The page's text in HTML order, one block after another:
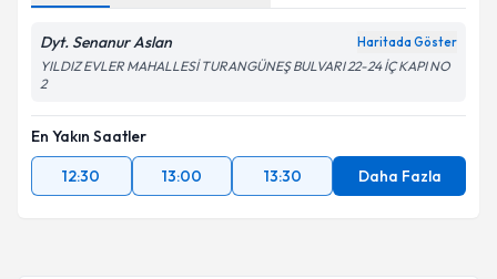
Dyt. Senanur Aslan Haritada Göster
YILDIZ EVLER MAHALLESİ TURANGÜNEŞ BULVARI 22-24 İÇ KAPI NO
2
En Yakın Saatler
12:30
13:00 13:30 Daha Fazla